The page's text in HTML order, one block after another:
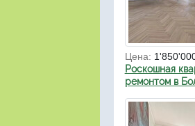
Цена:
Роскошная
ремонтом в